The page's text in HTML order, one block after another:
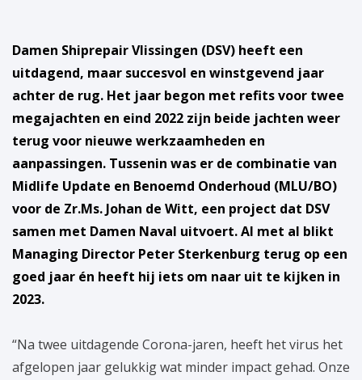
Damen Shiprepair Vlissingen (DSV) heeft een
uitdagend, maar succesvol en winstgevend jaar
achter de rug. Het jaar begon met refits voor twee
megajachten en eind 2022 zijn beide jachten weer
terug voor nieuwe werkzaamheden en
aanpassingen. Tussenin was er de combinatie van
Midlife Update en Benoemd Onderhoud (MLU/BO)
voor de Zr.Ms. Johan de Witt, een project dat DSV
samen met Damen Naval uitvoert. Al met al blikt
Managing Director Peter Sterkenburg terug op een
goed jaar én heeft hij iets om naar uit te kijken in
2023.
“Na twee uitdagende Corona-jaren, heeft het virus het
afgelopen jaar gelukkig wat minder impact gehad. Onze